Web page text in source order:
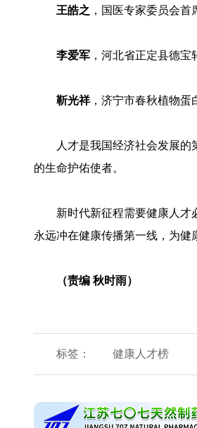
王皓之 ，国医专家委员会
李爱军 ，河北省正定县德
靳光祥，济宁市春秋植物蛋
人才是我国经济社会发展
的生命护佑使者。
新时代新征程需要健康人才
永远冲在健康传播第一线，为健
（责编 秋时雨）
标签： 健康人才榜